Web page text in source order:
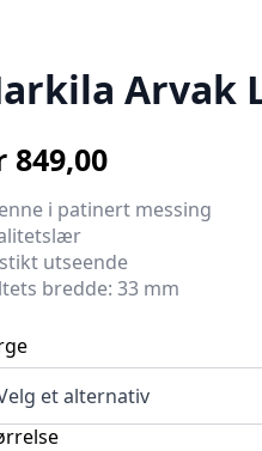
Arvak
849,00
i patinert messing
utseende
bredde: 33 mm